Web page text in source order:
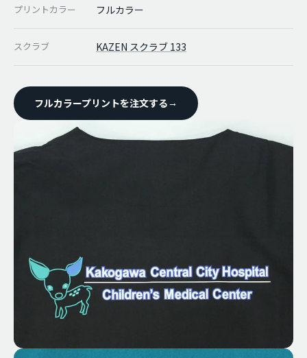
プリントカラー フルカラー
スクラブ KAZEN スクラブ 133
フルカラープリントを注文する →